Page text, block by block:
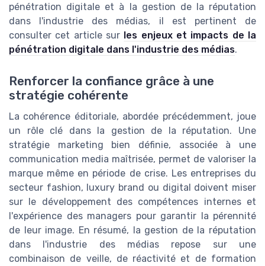
pénétration digitale et à la gestion de la réputation
dans l'industrie des médias, il est pertinent de
consulter cet article sur les enjeux et impacts de la
pénétration digitale dans l'industrie des médias.
Renforcer la confiance grâce à une
stratégie cohérente
La cohérence éditoriale, abordée précédemment, joue
un rôle clé dans la gestion de la réputation. Une
stratégie marketing bien définie, associée à une
communication media maîtrisée, permet de valoriser la
marque même en période de crise. Les entreprises du
secteur fashion, luxury brand ou digital doivent miser
sur le développement des compétences internes et
l'expérience des managers pour garantir la pérennité
de leur image. En résumé, la gestion de la réputation
dans l'industrie des médias repose sur une
combinaison de veille, de réactivité et de formation